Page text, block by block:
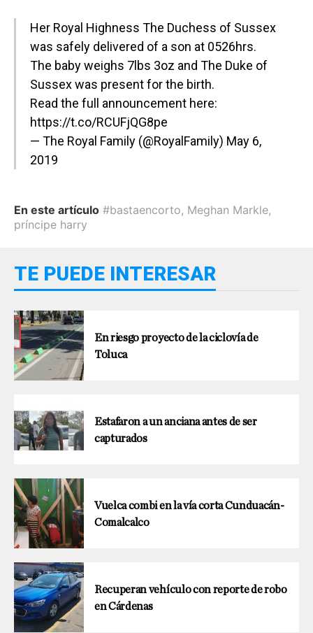
Her Royal Highness The Duchess of Sussex
was safely delivered of a son at 0526hrs.
The baby weighs 7lbs 3oz and The Duke of
Sussex was present for the birth.
Read the full announcement here:
https://t.co/RCUFjQG8pe
— The Royal Family (@RoyalFamily) May 6,
2019
En este artículo #bastaencorto, Meghan Markle,
príncipe harry
TE PUEDE INTERESAR
En riesgo proyecto de la ciclovía de
Toluca
Estafaron a un anciana antes de ser
capturados
Vuelca combi en la vía corta Cunduacán-
Comalcalco
Recuperan vehículo con reporte de robo
en Cárdenas